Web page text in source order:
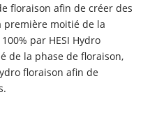
floraison afin de créer des
première moitié de la
par HESI Hydro
de la phase de floraison,
floraison afin de